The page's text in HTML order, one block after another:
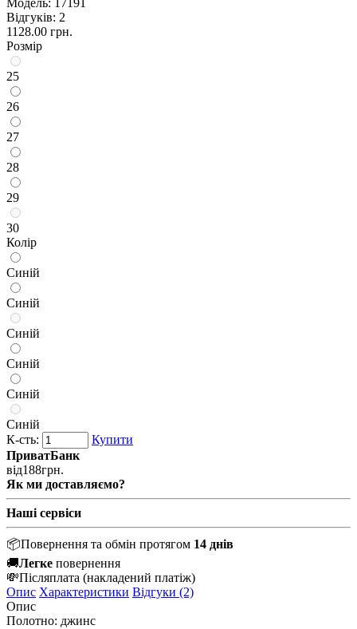
Відгуків: 2
1128.00 грн.
Розмір
25
26
27
28
29
30
Колір
Синій
Синій
Синій
Синій
Синій
Синій
К-сть:
Купити
ПриватБанк
від188грн.
Як ми доставляємо?
Наші сервіси
📦Повернення та обмін протягом 14 днів
🚚Легке повернення
💸Післяплата (накладений платіж)
Опис Характеристики Відгуки (2)
Опис
Полотно: джинс